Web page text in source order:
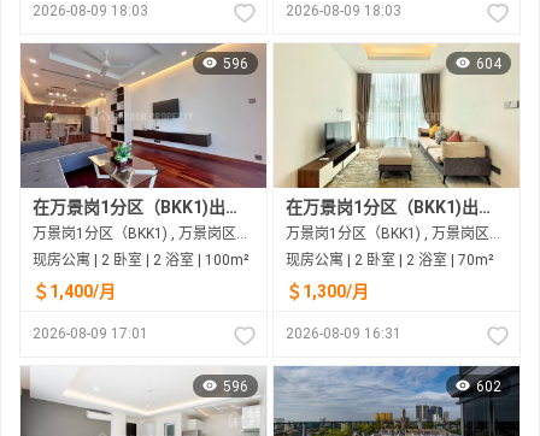
2026-08-09 18:03 2026-08-09 18:03
596
在万景岗1分区（BKK1)出租的现房公寓
万景岗1分区（BKK1) , 万景岗区（BKK) , 金边市
现房公寓 | 2 卧室 | 2 浴室 | 100m²
＄1,400/月
2026-08-09 17:01
604
在万景岗1分区（BKK1)出租的现房公寓
万景岗1分区（BKK1) , 万景岗区（BKK) , 金边市
现房公寓 | 2 卧室 | 2 浴室 | 70m²
＄1,300/月
2026-08-09 16:31
596 602